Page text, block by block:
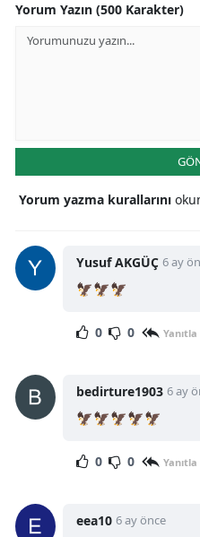
Yorum Yazın (500 Karakter)
Yorum yazma kurallarını
Yusuf AKGÜÇ 6 ay
🦅🦅🦅
0 0 Yanıtla
bedirture1903 6 ay
🦅🦅🦅🦅🦅
0 0 Yanıtla
eea10 6 ay önce